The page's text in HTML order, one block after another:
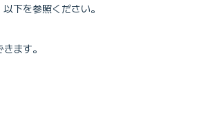
下を参照ください。
ます。